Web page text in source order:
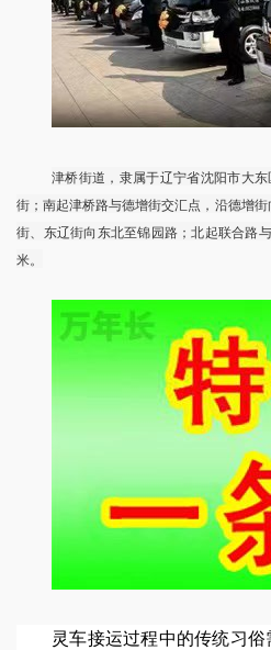
津桥街道，隶属于辽宁省沈阳市大
街；南起津桥路与德增街交汇点，沿德增
街、东辽街向东北至锦园路；北起联合路
米。
灵车接运过程中的传统习